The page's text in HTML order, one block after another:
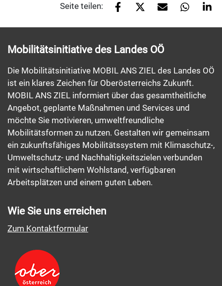
Seite teilen:
Mobilitätsinitiative des Landes OÖ
Die Mobilitätsinitiative MOBIL ANS ZIEL des Landes OÖ
ist ein klares Zeichen für Oberösterreichs Zukunft.
MOBIL ANS ZIEL informiert über das gesamtheitliche
Angebot, geplante Maßnahmen und Services und
möchte Sie motivieren, umweltfreundliche
Mobilitätsformen zu nutzen. Gestalten wir gemeinsam
ein zukunftsfähiges Mobilitätssystem mit Klimaschutz-,
Umweltschutz- und Nachhaltigkeitszielen verbunden
mit wirtschaftlichem Wohlstand, verfügbaren
Arbeitsplätzen und einem guten Leben.
Wie Sie uns erreichen
Zum Kontaktformular